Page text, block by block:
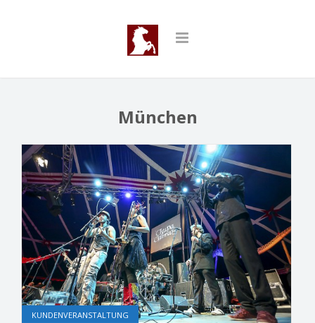
München
KUNDENVERANSTALTUNG